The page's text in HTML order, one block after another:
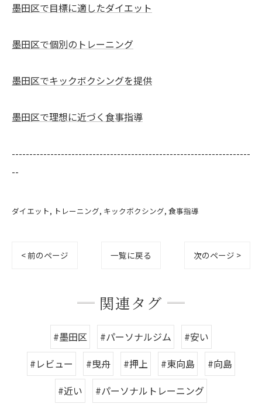
墨田区で目標に適したダイエット
墨田区で個別のトレーニング
墨田区でキックボクシングを提供
墨田区で理想に近づく食事指導
--------------------------------------------------------------------
--
ダイエット トレーニング キックボクシング 食事指導
< 前のページ 一覧に戻る 次のページ >
関連タグ
#墨田区 #パーソナルジム
#安い
#レビュー
#曳舟 #押上 #東向島
#向島
#近い
#パーソナルトレーニング